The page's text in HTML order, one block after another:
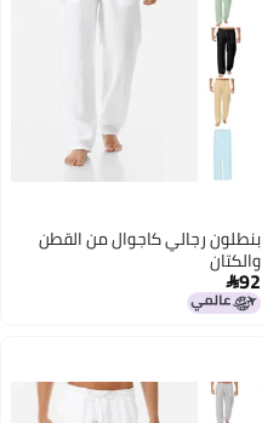
بنطلون رجالي كاجوال من القطن
والكتان
92